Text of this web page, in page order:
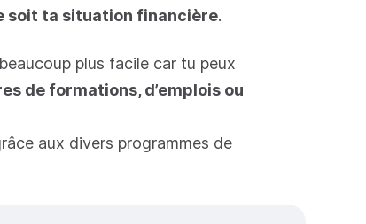
soit ta situation financière.
plus facile car tu peux
de formations, d’emplois ou
aux divers programmes de